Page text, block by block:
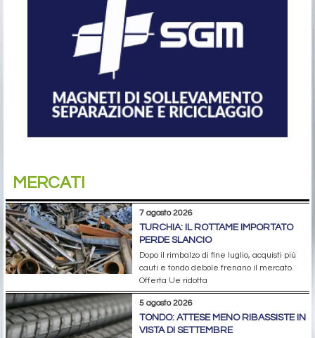
MERCATI
7 agosto 2026
TURCHIA: IL ROTTAME IMPORTATO
PERDE SLANCIO
Dopo il rimbalzo di fine luglio, acquisti più
cauti e tondo debole frenano il mercato.
Offerta Ue ridotta
5 agosto 2026
TONDO: ATTESE MENO RIBASSISTE IN
VISTA DI SETTEMBRE